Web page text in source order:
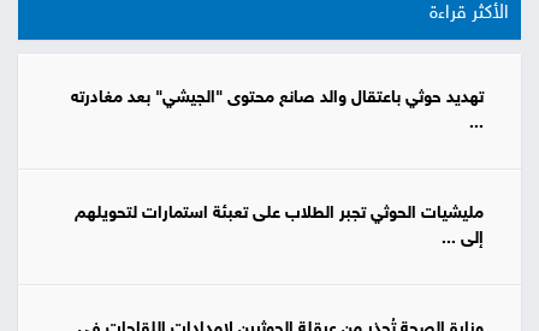
الأكثر قراءة
تهديد حوثي باعتقال والد صانع محتوى "الجيشي" بعد مغادرته
...
مليشيات الحوثي تجبر الطلاب على تعبئة استمارات لتحويلهم
إلى ...